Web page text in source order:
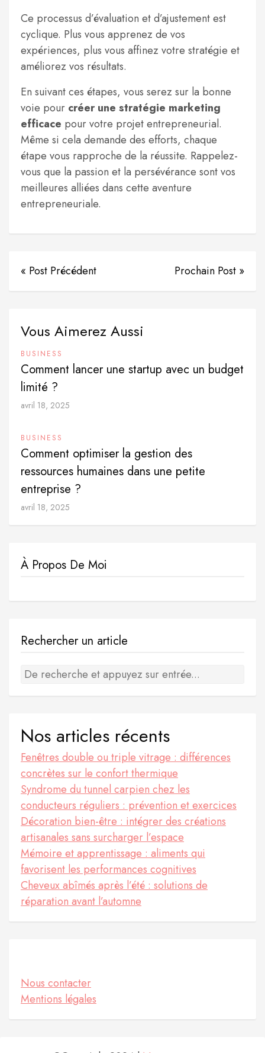
Ce processus d’évaluation et d’ajustement est
cyclique. Plus vous apprenez de vos
expériences, plus vous affinez votre stratégie et
améliorez vos résultats.
En suivant ces étapes, vous serez sur la bonne
voie pour créer une stratégie marketing
efficace pour votre projet entrepreneurial.
Même si cela demande des efforts, chaque
étape vous rapproche de la réussite. Rappelez-
vous que la passion et la persévérance sont vos
meilleures alliées dans cette aventure
entrepreneuriale.
« Post Précédent Prochain Post »
Vous Aimerez Aussi
BUSINESS
Comment lancer une startup avec un budget
limité ?
avril 18, 2025
BUSINESS
Comment optimiser la gestion des
ressources humaines dans une petite
entreprise ?
avril 18, 2025
À Propos De Moi
Rechercher un article
Nos articles récents
Fenêtres double ou triple vitrage : différences
concrètes sur le confort thermique
Syndrome du tunnel carpien chez les
conducteurs réguliers : prévention et exercices
Décoration bien-être : intégrer des créations
artisanales sans surcharger l’espace
Mémoire et apprentissage : aliments qui
favorisent les performances cognitives
Cheveux abîmés après l’été : solutions de
réparation avant l’automne
Nous contacter
Mentions légales